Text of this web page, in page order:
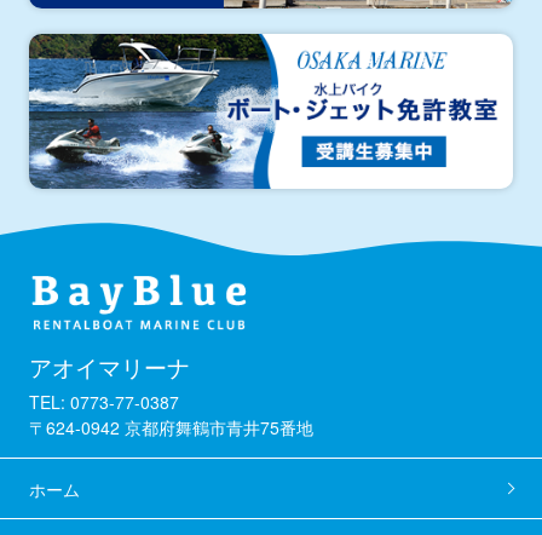
アオイマリーナ
TEL: 0773-77-0387
〒624-0942 京都府舞鶴市青井75番地
ホーム